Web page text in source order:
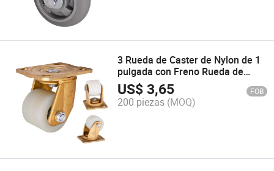
3 Rueda de Caster de Nylon de 1
pulgada con Freno Rueda de
Gravedad Baja Proveedor de
China
US$3,65 FOB
200 piezas (MOQ)